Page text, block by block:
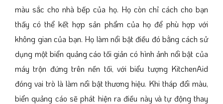
màu sắc cho nhà bếp của họ. Họ còn chỉ cách cho bạn
thấy có thể kết hợp sản phẩm của họ để phù hợp với
không gian của bạn. Họ làm nổi bật điều đó bằng cách sử
dụng một biển quảng cáo tối giản có hình ảnh nổi bật của
máy trộn đứng trên nền tối, với biểu tượng KitchenAid
đóng vai trò là làm nổi bật thương hiệu. Khi tháp đổi màu,
biển quảng cáo sẽ phát hiện ra điều này và tự động thay